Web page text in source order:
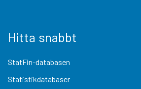
Hitta snabbt
StatFin-databasen
Statistikdatabaser